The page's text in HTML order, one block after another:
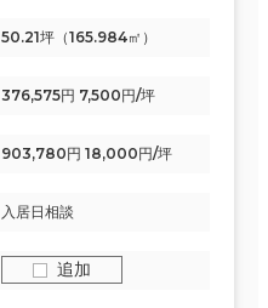
50.21坪（165.984㎡）
376,575円 7,500円/坪
903,780円 18,000円/坪
入居日相談
追加